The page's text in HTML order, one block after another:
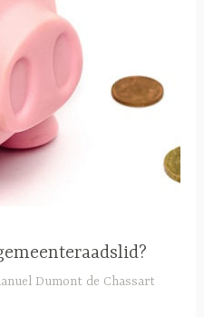
Dumont de Chassart